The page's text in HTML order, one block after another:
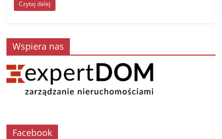
c
b
o
o
k
ss
n
g
er
n
k
Czytaj dalej
Wspiera nas
Facebook